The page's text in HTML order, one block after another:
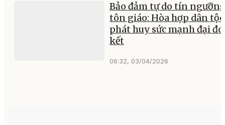
Bảo đảm tự do tín
tôn giáo: Hòa hợp dân
phát huy sức mạnh đại
kết
06:32, 03/04/2026